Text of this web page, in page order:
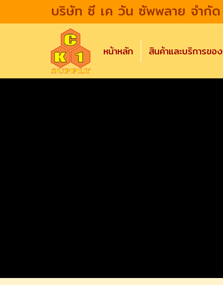
บริษัท ซี เค วัน ซัพพลาย จำกัด
หน้าหลัก สินค้าและบริการของ